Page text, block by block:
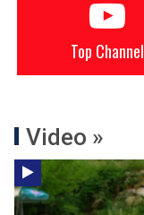
Top Channel
Video »